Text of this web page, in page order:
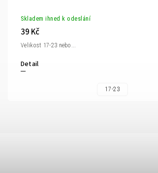
Skladem ihned k odeslání
39 Kč
Detail
Velikost 17-23 nebo...
17-23